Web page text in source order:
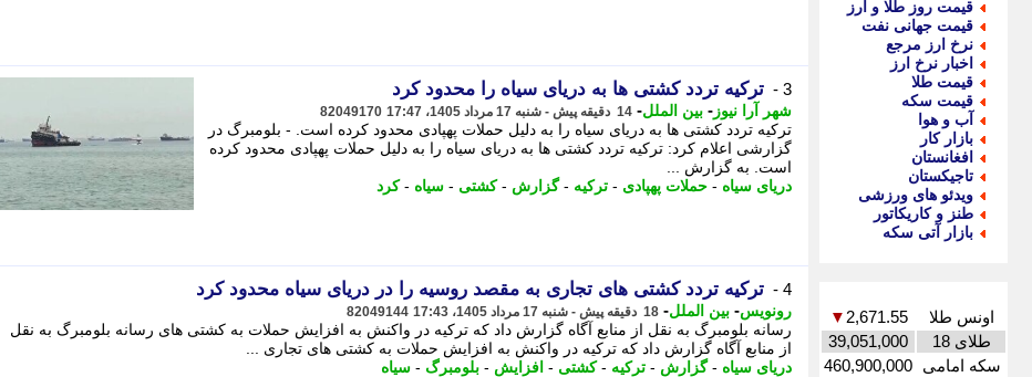
قیمت روز طلا و ارز
قیمت جهانی نفت
نرخ ارز مرجع
اخبار نرخ ارز
قیمت طلا
قیمت سکه
آب و هوا
بازار کار
افغانستان
تاجیکستان
ویدئو های ورزشی
طنز و کاریکاتور
بازار آتی سکه
اونس طلا 2,671.55
▼
طلای 18
39,051,000
سکه امامی 460,900,000
3 - ترکیه تردد کشتی ها به دریای سیاه را محدود کرد
شهر آرا نیوز - بین الملل- 14 دقیقه پیش - شنبه 17 مرداد 1405، 17:47 82049170
ترکیه تردد کشتی ها به دریای سیاه را به دلیل حملات پهپادی محدود کرده است. - بلومبرگ در
گزارشی اعلام کرد: ترکیه تردد کشتی ها به دریای سیاه را به دلیل حملات پهپادی محدود کرده
است. به گزارش ...
دریای سیاه - حملات پهپادی - ترکیه -گزارش -کشتی - سیاه -کرد
4 - ترکیه تردد کشتی های تجاری به مقصد روسیه را در دریای سیاه محدود کرد
رونویس- بین الملل- 18 دقیقه پیش - شنبه 17 مرداد 1405، 17:43 82049144
رسانه بلومبرگ به نقل از منابع آگاه گزارش داد که ترکیه در واکنش به افزایش حملات به کشتی های رسانه بلومبرگ به نقل
از منابع آگاه گزارش داد که ترکیه در واکنش به افزایش حملات به کشتی های تجاری ...
دریای سیاه -گزارش - ترکیه -کشتی - افزایش - بلومبرگ - سیاه